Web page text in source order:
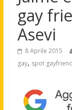
gay
Asevi
8 Aprile 2015
gay, spot